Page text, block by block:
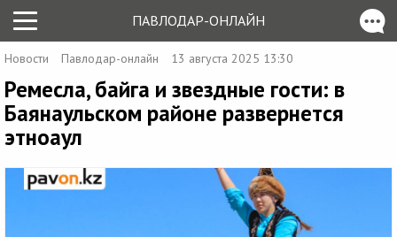
ПАВЛОДАР-ОНЛАЙН
Новости Павлодар-онлайн 13 августа 2025 13:30
Ремесла, байга и звездные гости: в
Баянаульском районе развернется
этноаул